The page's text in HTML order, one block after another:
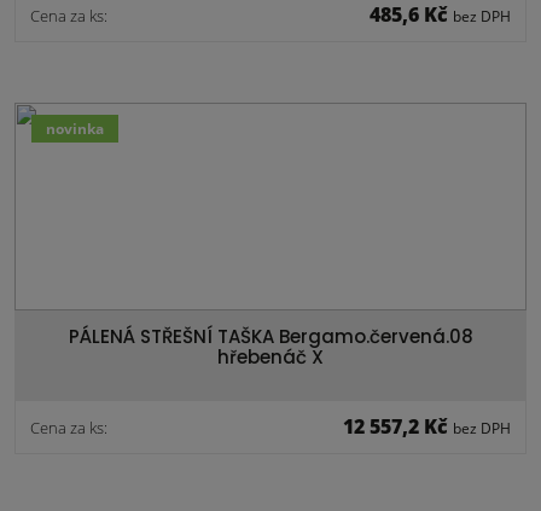
Cena za ks: 485,6 Kč bez DPH
PÁLENÁ STŘEŠNÍ TAŠKA Bergamo.červená.08
hřebenáč X
Cena za ks: 12 557,2 Kč bez DPH
novinka